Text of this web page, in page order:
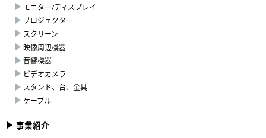
モニター/ディスプレイ
プロジェクター
スクリーン
映像周辺機器
音響機器
ビデオカメラ
スタンド、台、金具
ケーブル
事業紹介